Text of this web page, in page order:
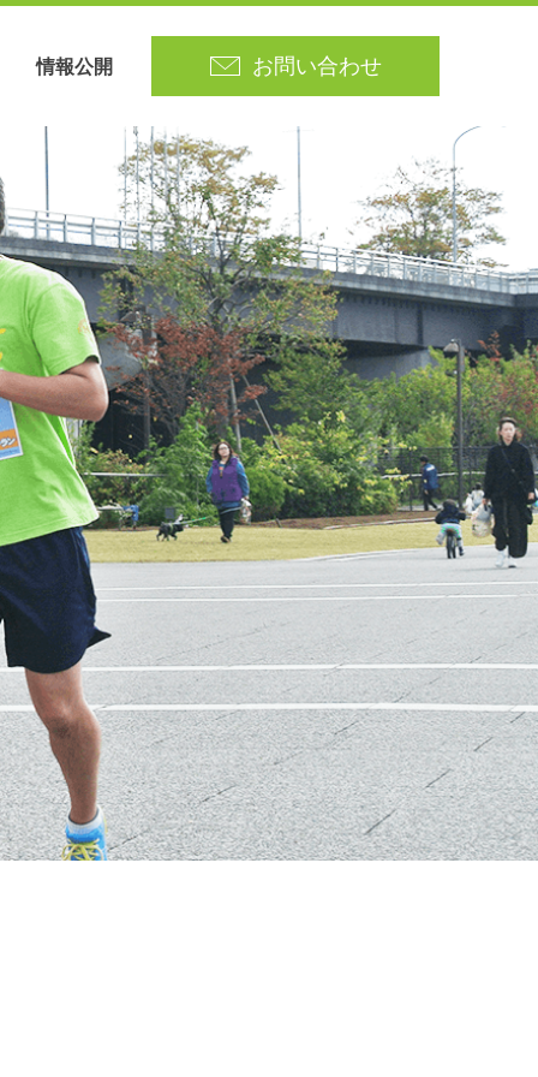
さがみ野ホーム
員 書籍
エントリー
情報公開 お問い合わせ